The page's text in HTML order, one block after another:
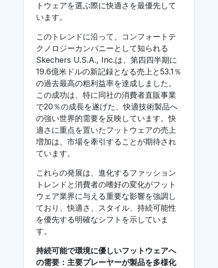
トウェアを選ぶ際に快適さを最優先して
います。
このトレンドに沿って、コンフォートテ
クノロジーカンパニーとして知られる
Skechers U.S.A., Inc.は、第四四半期に
19.6億米ドルの新記録となる売上と53.1％
の過去最高の粗利益率を達成しました。
この成功は、特に同社の消費者直販事業
で20％の成長を遂げた、快適技術製品へ
の強い世界的需要を反映しています。快
適さに重点を置いたフットウェアの売上
増加は、市場を牽引することが期待され
ています。
これらの発展は、進化するファッション
トレンドと消費者の嗜好の変化がフット
ウェア業界に与える重要な影響を強調し
ており、快適さ、スタイル、持続可能性
を優先する明確なシフトを示していま
す。
持続可能で環境に優しいフットウェアへ
の需要：主要プレーヤーが製品を多様化